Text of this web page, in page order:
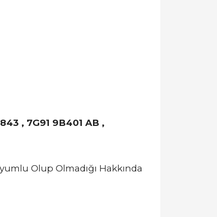
, 7G91 9B401 AB ,
Olup Olmadığı Hakkında